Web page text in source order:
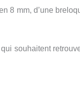
8 mm, d’une
souhaitent